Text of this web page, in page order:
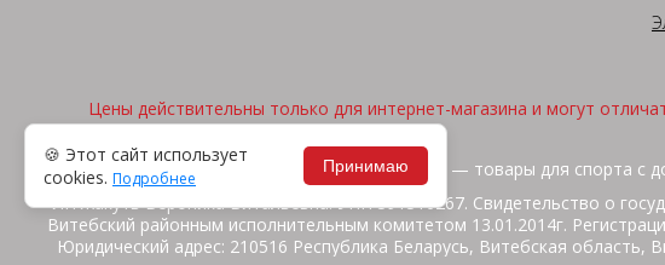
Цены действительны только для интернет-магазина и могут
2026, © "Арена спорта" — товары для спорта с
ИП Жакуть Вероника Витальевна. УНП 391316267. Свидетельство о
Витебский районным исполнительным комитетом 13.01.2014г.
Юридический адрес: 210516 Республика Беларусь, Витебская область,
🍪 Этот сайт использует
cookies. Подробнее
Принимаю